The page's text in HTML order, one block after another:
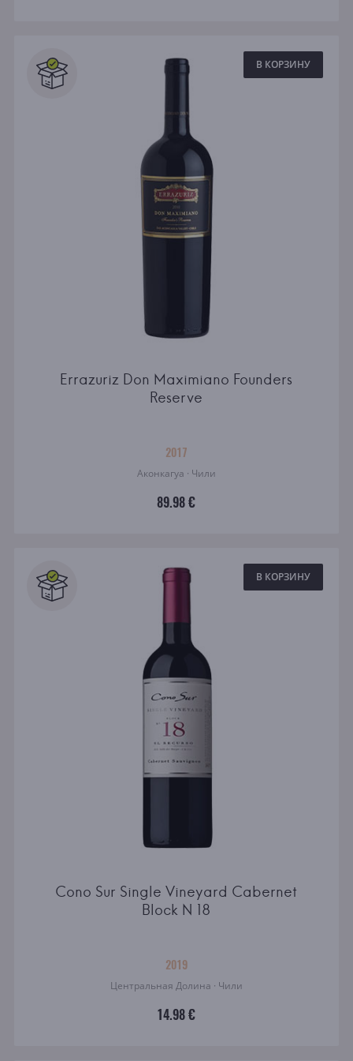
В КОРЗИНУ
Errazuriz Don Maximiano Founders
Reserve
2017
Аконкагуа · Чили
89.98 €
В КОРЗИНУ
Cono Sur Single Vineyard Cabernet
Block N 18
2019
Центральная Долина · Чили
14.98 €